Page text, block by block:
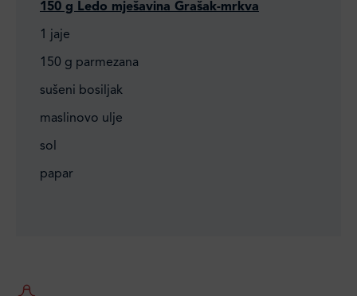
150 g Ledo mješavina Grašak-mrkva
1 jaje
150 g parmezana
sušeni bosiljak
maslinovo ulje
sol
papar